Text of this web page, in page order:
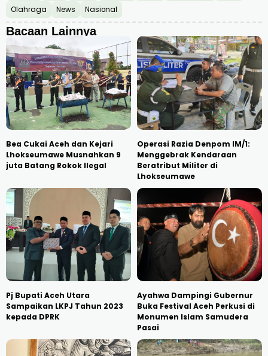
Olahraga
News Nasional
Bacaan Lainnya
Bea Cukai Aceh dan Kejari
Lhokseumawe Musnahkan 9
juta Batang Rokok Ilegal
Operasi Razia Denpom IM/1:
Menggebrak Kendaraan
Beratribut Militer di
Lhokseumawe
Pj Bupati Aceh Utara
Sampaikan LKPJ Tahun 2023
kepada DPRK
Ayahwa Dampingi Gubernur
Buka Festival Aceh Perkusi di
Monumen Islam Samudera
Pasai